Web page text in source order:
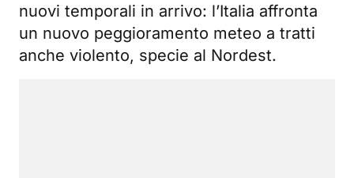
nuovi temporali in arrivo: l’Italia affronta
un nuovo peggioramento meteo a tratti
anche violento, specie al Nordest.